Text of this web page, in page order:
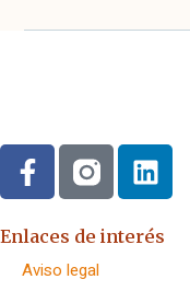
Enlaces de interés
Aviso legal